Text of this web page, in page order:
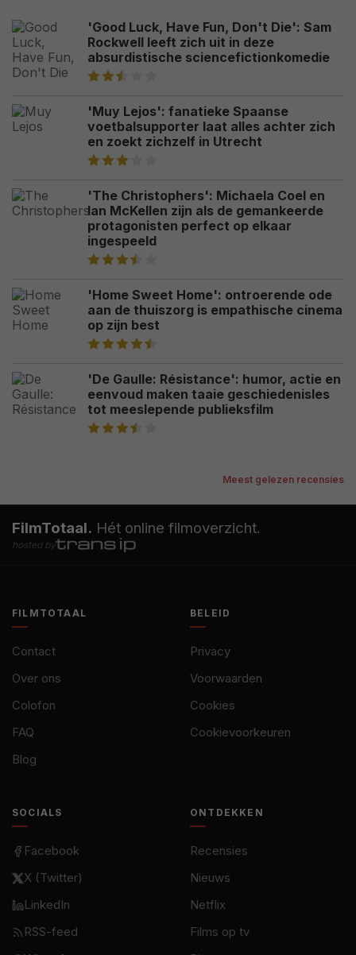
'Good Luck, Have Fun, Don't Die': Sam
Rockwell leeft zich uit in deze
absurdistische sciencefictionkomedie
'Muy Lejos': fanatieke Spaanse
voetbalsupporter laat alles achter zich
en zoekt zichzelf in Utrecht
'The Christophers': Michaela Coel en
Ian McKellen zijn als de gemankeerde
protagonisten perfect op elkaar
ingespeeld
'Home Sweet Home': ontroerende ode
aan de thuiszorg is empathische cinema
op zijn best
'De Gaulle: Résistance': humor, actie en
eenvoud maken taaie geschiedenisles
tot meeslepende publieksfilm
Meest gelezen recensies
FilmTotaal. Hét online filmoverzicht.
hosted by
FILMTOTAAL
Contact
Over ons
Colofon
FAQ
Blog
BELEID
Privacy
Voorwaarden
Cookies
Cookievoorkeuren
SOCIALS
Facebook
X (Twitter)
LinkedIn
RSS-feed
ONTDEKKEN
Recensies
Nieuws
Netflix
Films op tv